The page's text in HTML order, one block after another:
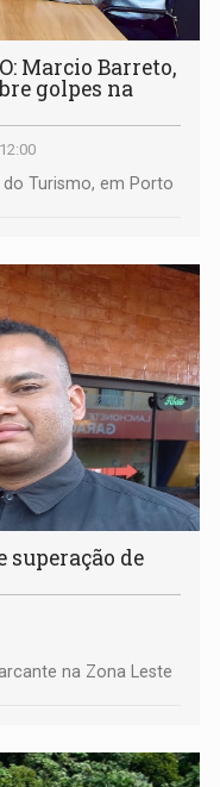
Marcio Barreto,
golpes na
Turismo, em Porto
superação de
na Zona Leste